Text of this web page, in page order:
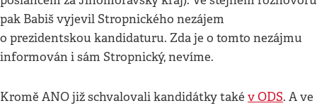
pak Babiš vyjevil Stropnického nezájem
o prezidentskou kandidaturu. Zda je o tomto nezájmu
informován i sám Stropnický, nevíme.
Kromě ANO již schvalovali kandidátky také v ODS. A ve